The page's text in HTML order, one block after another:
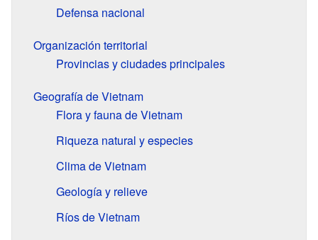
Defensa nacional
Organización territorial
Provincias y ciudades principales
Geografía de Vietnam
Flora y fauna de Vietnam
Riqueza natural y especies
Clima de Vietnam
Geología y relieve
Ríos de Vietnam